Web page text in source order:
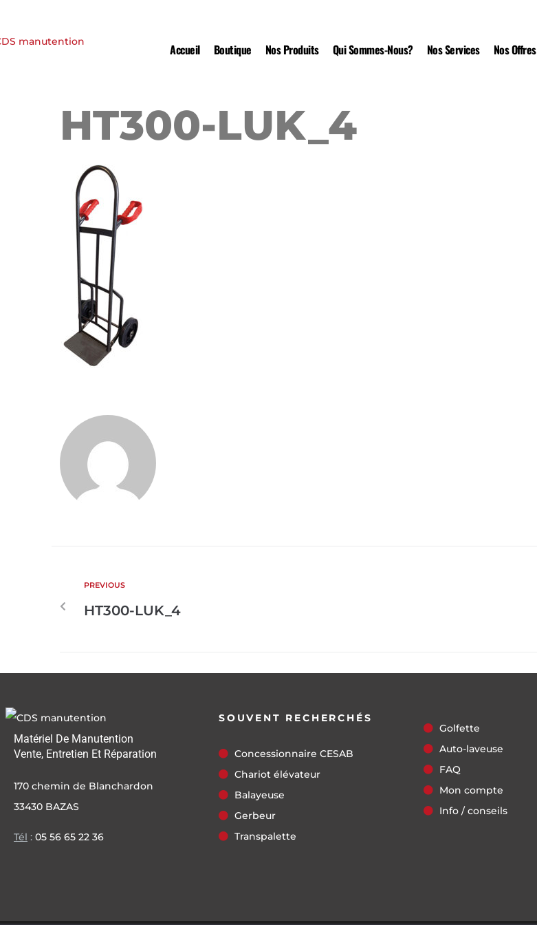
Accueil Boutique Nos Produits Qui Sommes-Nous? Nos Services Nos Offres
HT300-LUK_4
PREVIOUS
HT300-LUK_4
Matériel De Manutention
Vente, Entretien Et Réparation
170 chemin de Blanchardon
33430 BAZAS
Tél : 05 56 65 22 36
SOUVENT RECHERCHÉS
Concessionnaire CESAB
Chariot élévateur
Balayeuse
Gerbeur
Transpalette
Golfette
Auto-laveuse
FAQ
Mon compte
Info / conseils